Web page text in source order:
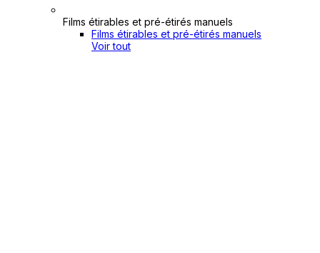
Films étirables et pré-étirés manuels
Films étirables et pré-étirés manuels
Voir tout